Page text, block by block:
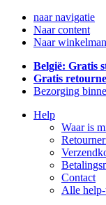
naar navigatie
Naar content
Naar
België: Gratis
Gratis
Bezorging
Help
Waar is
Contact
Alle